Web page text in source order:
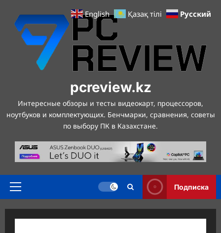
содержимому
pcreview.kz
Интересные обзоры и тесты видеокарт, процессоров,
ноутбуков и комплектующих. Бенчмарки, сравнения, советы
по выбору ПК в Казахстане.
Основное
Подписка
English Қазақ тілі Русский